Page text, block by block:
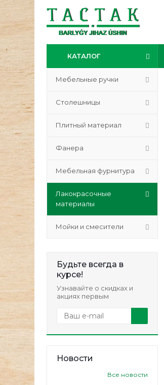
КАТАЛОГ
Мебельные ручки
Столешницы
Плитный материал
Фанера
Мебельная фурнитура
Лакокрасочные
материалы
Мойки и смесители
Будьте всегда в
курсе!
Узнавайте о скидках и
акциях первым
Новости
Все новости